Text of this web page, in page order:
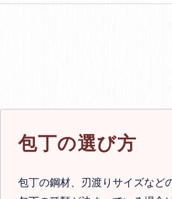
包丁の選び方
包丁の鋼材、刃渡りサイズなど